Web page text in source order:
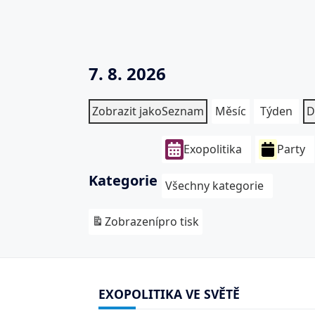
7. 8. 2026
Zobrazit jakoSeznam Měsíc Týden
Kategorie
Exopolitika Party
Všechny kategorie
Zobrazenípro tisk
EXOPOLITIKA VE SVĚTĚ